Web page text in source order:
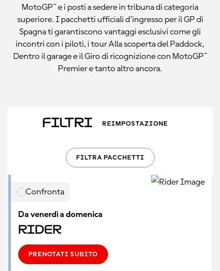
MotoGP™ e i posti a sedere in tribuna di categoria
superiore. I pacchetti ufficiali d'ingresso per il GP di
Spagna ti garantiscono vantaggi esclusivi come gli
incontri con i piloti, i tour Alla scoperta del Paddock,
Dentro il garage e il Giro di ricognizione con MotoGP™
Premier e tanto altro ancora.
Filtri REIMPOSTAZIONE
FILTRA PACCHETTI
Confronta
Da venerdì a domenica
Rider
PRENOTATI SUBITO